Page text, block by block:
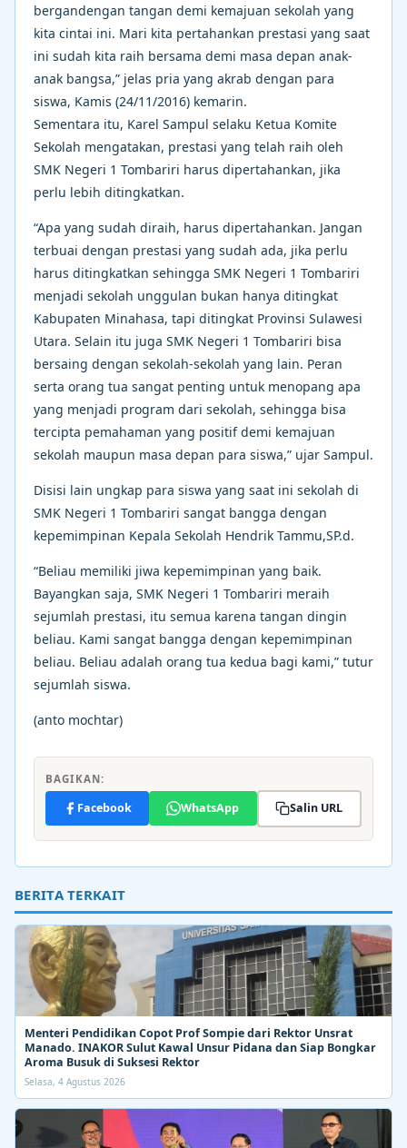
bergandengan tangan demi kemajuan sekolah yang
kita cintai ini. Mari kita pertahankan prestasi yang saat
ini sudah kita raih bersama demi masa depan anak-
anak bangsa,” jelas pria yang akrab dengan para
siswa, Kamis (24/11/2016) kemarin.
Sementara itu, Karel Sampul selaku Ketua Komite
Sekolah mengatakan, prestasi yang telah raih oleh
SMK Negeri 1 Tombariri harus dipertahankan, jika
perlu lebih ditingkatkan.
“Apa yang sudah diraih, harus dipertahankan. Jangan
terbuai dengan prestasi yang sudah ada, jika perlu
harus ditingkatkan sehingga SMK Negeri 1 Tombariri
menjadi sekolah unggulan bukan hanya ditingkat
Kabupaten Minahasa, tapi ditingkat Provinsi Sulawesi
Utara. Selain itu juga SMK Negeri 1 Tombariri bisa
bersaing dengan sekolah-sekolah yang lain. Peran
serta orang tua sangat penting untuk menopang apa
yang menjadi program dari sekolah, sehingga bisa
tercipta pemahaman yang positif demi kemajuan
sekolah maupun masa depan para siswa,” ujar Sampul.
Disisi lain ungkap para siswa yang saat ini sekolah di
SMK Negeri 1 Tombariri sangat bangga dengan
kepemimpinan Kepala Sekolah Hendrik Tammu,SP.d.
“Beliau memiliki jiwa kepemimpinan yang baik.
Bayangkan saja, SMK Negeri 1 Tombariri meraih
sejumlah prestasi, itu semua karena tangan dingin
beliau. Kami sangat bangga dengan kepemimpinan
beliau. Beliau adalah orang tua kedua bagi kami,” tutur
sejumlah siswa.
(anto mochtar)
BAGIKAN:
Facebook WhatsApp Salin URL
BERITA TERKAIT
Menteri Pendidikan Copot Prof Sompie dari Rektor Unsrat
Manado. INAKOR Sulut Kawal Unsur Pidana dan Siap Bongkar
Aroma Busuk di Suksesi Rektor
Selasa, 4 Agustus 2026